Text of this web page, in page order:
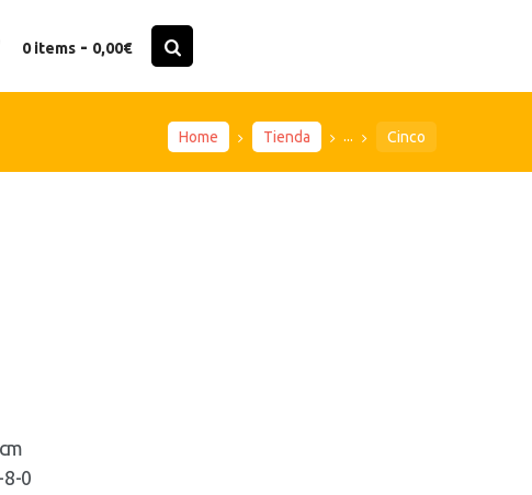
0 items - 0,00€
Home Tienda ... Cinco
0